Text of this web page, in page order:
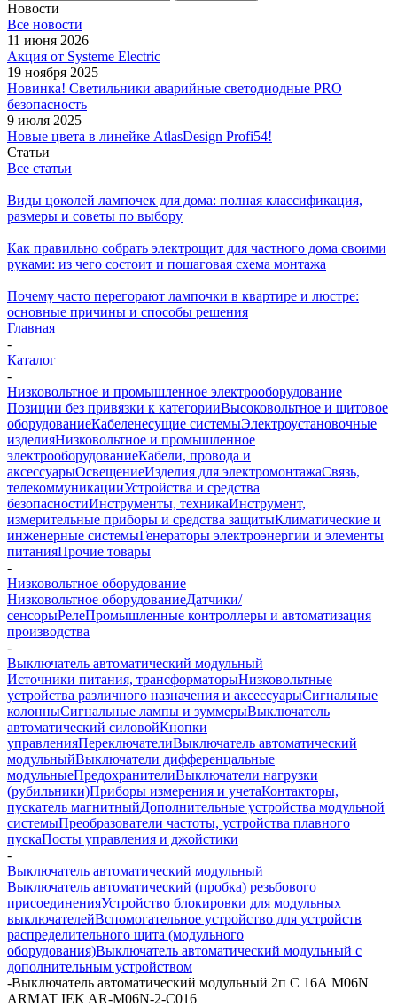
Новости
Все новости
11 июня 2026
Акция от Systeme Electric
19 ноября 2025
Новинка! Светильники аварийные светодиодные PRO
безопасность
9 июля 2025
Новые цвета в линейке AtlasDesign Profi54!
Статьи
Все статьи
Виды цоколей лампочек для дома: полная классификация,
размеры и советы по выбору
Как правильно собрать электрощит для частного дома своими
руками: из чего состоит и пошаговая схема монтажа
Почему часто перегорают лампочки в квартире и люстре:
основные причины и способы решения
Главная
-
Каталог
-
Низковольтное и промышленное электрооборудование
Позиции без привязки к категорииВысоковольтное и щитовое
оборудованиеКабеленесущие системыЭлектроустановочные
изделияНизковольтное и промышленное
электрооборудованиеКабели, провода и
аксессуарыОсвещениеИзделия для электромонтажаСвязь,
телекоммуникацииУстройства и средства
безопасностиИнструменты, техникаИнструмент,
измерительные приборы и средства защитыКлиматические и
инженерные системыГенераторы электроэнергии и элементы
питанияПрочие товары
-
Низковольтное оборудование
Низковольтное оборудованиеДатчики/
сенсорыРелеПромышленные контроллеры и автоматизация
производства
-
Выключатель автоматический модульный
Источники питания, трансформаторыНизковольтные
устройства различного назначения и аксессуарыСигнальные
колонныСигнальные лампы и зуммерыВыключатель
автоматический силовойКнопки
управленияПереключателиВыключатель автоматический
модульныйВыключатели дифференцальные
модульныеПредохранителиВыключатели нагрузки
(рубильники)Приборы измерения и учетаКонтакторы,
пускатель магнитныйДополнительные устройства модульной
системыПреобразователи частоты, устройства плавного
пускаПосты управления и джойстики
-
Выключатель автоматический модульный
Выключатель автоматический (пробка) резьбового
присоединенияУстройство блокировки для модульных
выключателейВспомогательное устройство для устройств
распределительного щита (модульного
оборудования)Выключатель автоматический модульный с
дополнительным устройством
-Выключатель автоматический модульный 2п C 16А M06N
ARMAT IEK AR-M06N-2-C016